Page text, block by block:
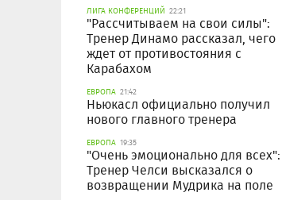
ЛИГА КОНФЕРЕНЦИЙ 22:21
"Рассчитываем на свои силы":
Тренер Динамо рассказал, чего
ждет от противостояния с
Карабахом
ЕВРОПА 21:42
Ньюкасл официально получил
нового главного тренера
ЕВРОПА 19:35
"Очень эмоционально для всех":
Тренер Челси высказался о
возвращении Мудрика на поле